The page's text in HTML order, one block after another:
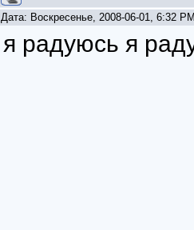
Дата: Воскресенье, 2008-06-01, 6:32
я радуюсь я